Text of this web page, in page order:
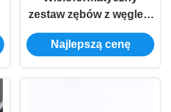
zestaw zębów z węglem
wolframowym Zestaw
zębów z węglem
Najlepszą cenę